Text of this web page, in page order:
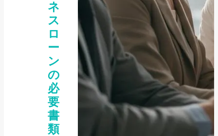
ネ
ス
ロ
ー
ン
の
必
要
書
類